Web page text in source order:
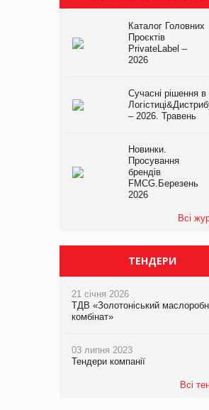
Каталог Головних
Проєктів
PrivateLabel –
2026
Сучасні рішення в
– 2026. Травень
Новинки.
Просування
брендів
FMCG.Березень
2026
Всі
ТЕНДЕРИ
21 січня 2026
ТДВ «Золотоніський
комбінат»
03 липня 2023
Тендери компанії
Всі